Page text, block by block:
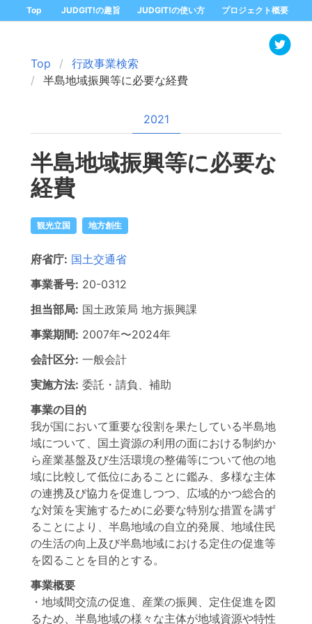
Top JUDGIT!の趣旨 JUDGIT!の使い方 プロジェクト概要
Top
行政事業検索
半島地域振興等に必要な経費
2021
半島地域振興等に必要な
経費
観光立国 地方創生
府省庁: 国土交通省
事業番号: 20-0312
担当部局: 国土政策局 地方振興課
事業期間: 2007年〜2024年
会計区分: 一般会計
実施方法: 委託・請負、補助
事業の目的
我が国において重要な役割を果たしている半島地
域について、国土資源の利用の面における制約か
ら産業基盤及び生活環境の整備等について他の地
域に比較して低位にあることに鑑み、多様な主体
の連携及び協力を促進しつつ、広域的かつ総合的
な対策を実施するために必要な特別な措置を講ず
ることにより、半島地域の自立的発展、地域住民
の生活の向上及び半島地域における定住の促進等
を図ることを目的とする。
事業概要
・地域間交流の促進、産業の振興、定住促進を図
るため、半島地域の様々な主体が地域資源や特性